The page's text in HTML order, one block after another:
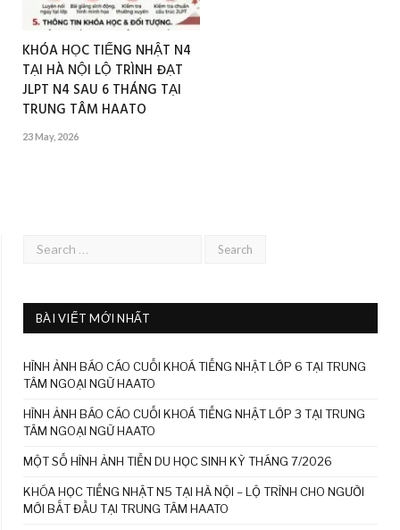
KHÓA HỌC TIẾNG NHẬT N4
TẠI HÀ NỘI LỘ TRÌNH ĐẠT
JLPT N4 SAU 6 THÁNG TẠI
TRUNG TÂM HAATO
23 May, 2026
BÀI VIẾT MỚI NHẤT
HÌNH ẢNH BÁO CÁO CUỐI KHOÁ TIẾNG NHẬT LỚP 6 TẠI TRUNG
TÂM NGOẠI NGỮ HAATO
HÌNH ẢNH BÁO CÁO CUỐI KHOÁ TIẾNG NHẬT LỚP 3 TẠI TRUNG
TÂM NGOẠI NGỮ HAATO
MỘT SỐ HÌNH ẢNH TIỄN DU HỌC SINH KỲ THÁNG 7/2026
KHÓA HỌC TIẾNG NHẬT N5 TẠI HÀ NỘI – LỘ TRÌNH CHO NGƯỜI
MỚI BẮT ĐẦU TẠI TRUNG TÂM HAATO